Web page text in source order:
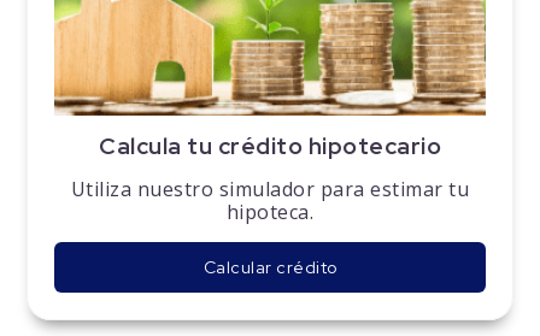
Calcula tu crédito hipotecario
Utiliza nuestro simulador para estimar tu
hipoteca.
Calcular crédito